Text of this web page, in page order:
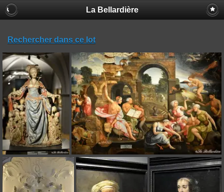
La Bellardière
Rechercher dans ce lot